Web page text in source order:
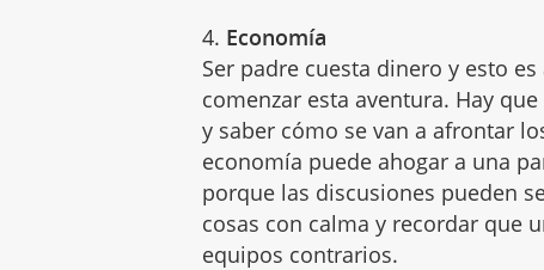
4. Economía
Ser padre cuesta dinero y esto
comenzar esta aventura. Hay
y saber cómo se van a afrontar
economía puede ahogar a una
porque las discusiones pueden
cosas con calma y recordar que
equipos contrarios.